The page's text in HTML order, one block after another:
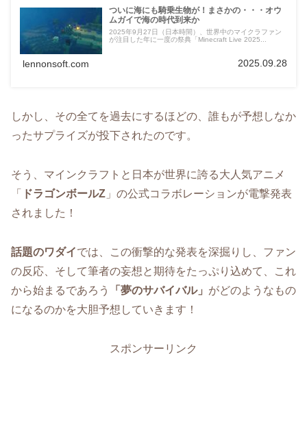
ついに海にも騎乗生物が！まさかの・・・オウ
ムガイで海の時代到来か
2025年9月27日（日本時間）、世界中のマイクラファン
が注目した年に一度の祭典「Minecraft Live 2025...
lennonsoft.com 2025.09.28
しかし、その全てを過去にするほどの、誰もが予想しなか
ったサプライズが投下されたのです。
そう、マインクラフトと日本が世界に誇る大人気アニメ
「
ドラゴンボールZ 」の公式コラボレーションが電撃発表
されました！
話題のワダイでは、この衝撃的な発表を深掘りし、ファン
の反応、そして筆者の妄想と期待をたっぷり込めて、これ
から始まるであろう
「夢のサバイバル」 がどのようなもの
になるのかを大胆予想していきます！
スポンサーリンク